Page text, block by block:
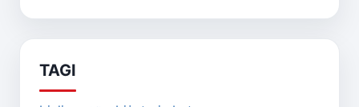
TAGI